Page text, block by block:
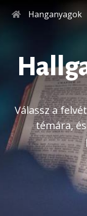
Hanganyagok
Válassz a
témára,